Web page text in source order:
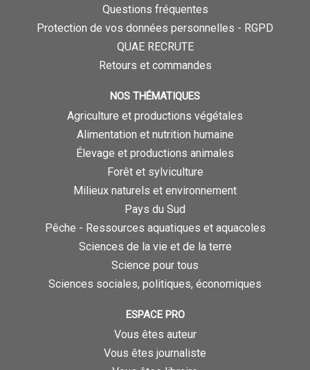
Questions fréquentes
Protection de vos données personnelles - RGPD
QUAE RECRUTE
Retours et commandes
NOS THÉMATIQUES
Agriculture et productions végétales
Alimentation et nutrition humaine
Élevage et productions animales
Forêt et sylviculture
Milieux naturels et environnement
Pays du Sud
Pêche - Ressources aquatiques et aquacoles
Sciences de la vie et de la terre
Science pour tous
Sciences sociales, politiques, économiques
ESPACE PRO
Vous êtes auteur
Vous êtes journaliste